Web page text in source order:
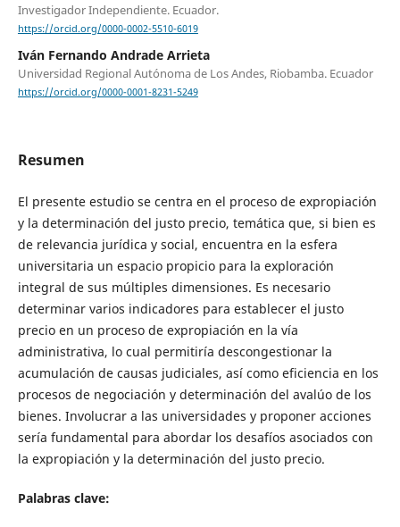
Investigador Independiente. Ecuador.
https://orcid.org/0000-0002-5510-6019
Iván Fernando Andrade Arrieta
Universidad Regional Autónoma de Los Andes, Riobamba. Ecuador
https://orcid.org/0000-0001-8231-5249
Resumen
El presente estudio se centra en el proceso de expropiación
y la determinación del justo precio, temática que, si bien es
de relevancia jurídica y social, encuentra en la esfera
universitaria un espacio propicio para la exploración
integral de sus múltiples dimensiones. Es necesario
determinar varios indicadores para establecer el justo
precio en un proceso de expropiación en la vía
administrativa, lo cual permitiría descongestionar la
acumulación de causas judiciales, así como eficiencia en los
procesos de negociación y determinación del avalúo de los
bienes. Involucrar a las universidades y proponer acciones
sería fundamental para abordar los desafíos asociados con
la expropiación y la determinación del justo precio.
Palabras clave: